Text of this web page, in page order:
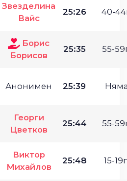
Звезделина
Вайс
25:26 40-
Борис
Борисов
25:35 55-
Анонимен 25:39
Георги
Цветков
25:44 55-
Виктор
Михайлов
25:48 15-